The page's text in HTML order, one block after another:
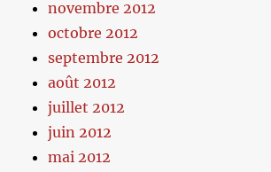
novembre 2012
octobre 2012
septembre 2012
août 2012
juillet 2012
juin 2012
mai 2012